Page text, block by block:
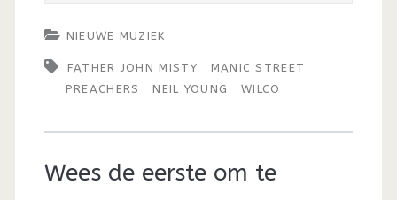
NIEUWE MUZIEK
FATHER JOHN MISTY
MANIC STREET
PREACHERS
NEIL YOUNG WILCO
Wees de eerste om te